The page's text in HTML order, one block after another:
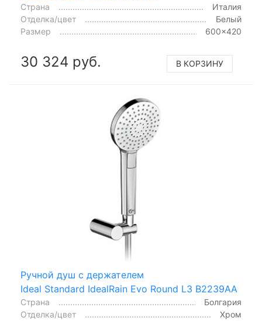
Страна
Италия
Отделка/цвет
Белый
Размер
600x420
30 324 руб. В КОРЗИНУ
Ручной душ с держателем
Ideal Standard IdealRain Evo Round L3 B2239AA
Страна
Болгария
Отделка/цвет
Хром